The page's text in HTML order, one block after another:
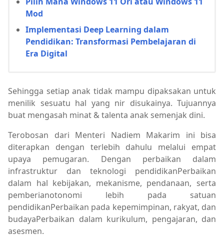
Mod
Implementasi Deep Learning dalam
Pendidikan: Transformasi Pembelajaran di
Era Digital
Sehingga setiap anak tidak mampu dipaksakan untuk
menilik sesuatu hal yang nir disukainya. Tujuannya
buat mengasah minat & talenta anak semenjak dini.
Terobosan dari Menteri Nadiem Makarim ini bisa
diterapkan dengan terlebih dahulu melalui empat
upaya pemugaran. Dengan perbaikan dalam
infrastruktur dan teknologi pendidikanPerbaikan
dalam hal kebijakan, mekanisme, pendanaan, serta
pemberianotonomi lebih pada satuan
pendidikanPerbaikan pada kepemimpinan, rakyat, dan
budayaPerbaikan dalam kurikulum, pengajaran, dan
asesmen.